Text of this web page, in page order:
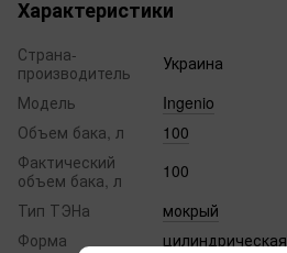
Характеристики
Страна-
производитель
Украина
Модель
Ingenio
Объем бака, л
100
Фактический
объем бака, л
100
Тип ТЭНа
мокрый
Форма
цилиндрическая